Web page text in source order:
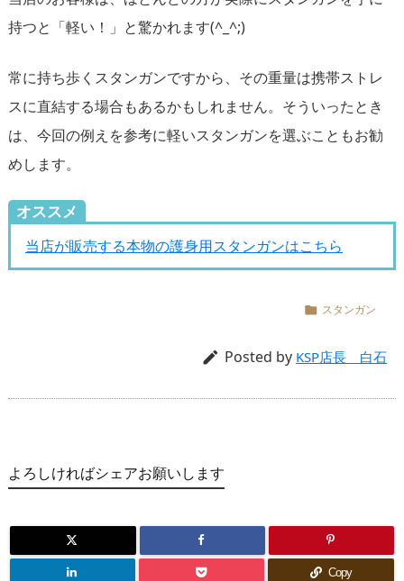
持つと「軽い！」と驚かれます(^_^;)
常に持ち歩くスタンガンですから、その重量は携帯ストレ
スに直結する場合もあるかもしれません。そういったとき
は、今回の例えを参考に軽いスタンガンを選ぶこともお勧
めします。
オススメ
当店が販売する本物の護身用スタンガンはこちら
 スタンガン
 Posted by KSP店長 白石
よろしければシェアお願いします
Copy